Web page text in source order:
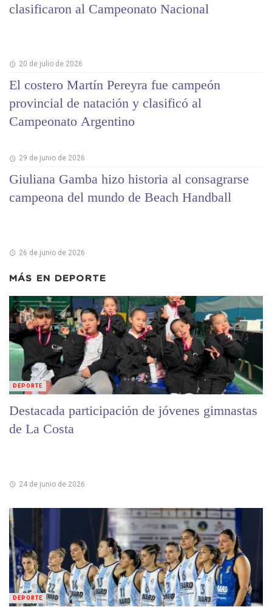
clasificaron al Campeonato Nacional
20 de julio de 2026
El costero Martín Pereyra fue campeón
provincial de natación y clasificó al
Campeonato Argentino
29 de junio de 2026
Giuliana Gamba hizo historia al consagrarse
campeona del mundo de Beach Handball
26 de junio de 2026
MÁS EN DEPORTE
Destacada participación de jóvenes gimnastas
de La Costa
24 de junio de 2026
DEPORTE
DEPORTE